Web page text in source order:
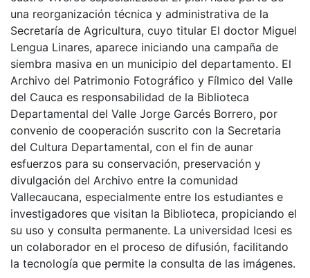
una reorganización técnica y administrativa de la
Secretaría de Agricultura, cuyo titular El doctor Miguel
Lengua Linares, aparece iniciando una campaña de
siembra masiva en un municipio del departamento. El
Archivo del Patrimonio Fotográfico y Fílmico del Valle
del Cauca es responsabilidad de la Biblioteca
Departamental del Valle Jorge Garcés Borrero, por
convenio de cooperación suscrito con la Secretaria
del Cultura Departamental, con el fin de aunar
esfuerzos para su conservación, preservación y
divulgación del Archivo entre la comunidad
Vallecaucana, especialmente entre los estudiantes e
investigadores que visitan la Biblioteca, propiciando el
su uso y consulta permanente. La universidad Icesi es
un colaborador en el proceso de difusión, facilitando
la tecnología que permite la consulta de las imágenes.